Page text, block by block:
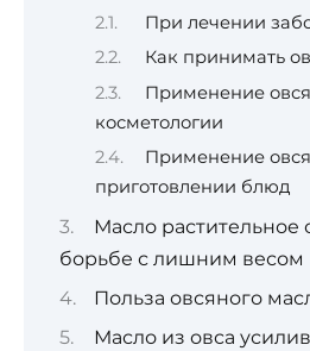
При лечении
Как принимать
Применение
косметологии
Применение
приготовлении блюд
Масло растительное
борьбе с лишним весом
Польза овсяного
Масло из овса